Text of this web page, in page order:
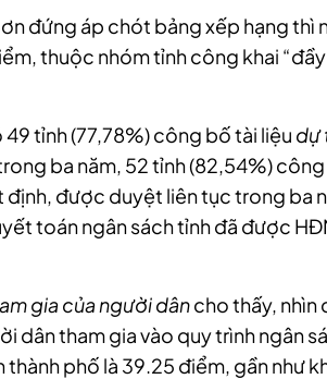
đứng áp chót bảng xếp hạng thì
thuộc nhóm tỉnh công khai “đầy
tỉnh (77,78%) công bố tài liệu dự
ba năm, 52 tỉnh (82,54%)
được duyệt liên tục trong ba
toán ngân sách tỉnh đã được
gia của người dâncho thấy, nhìn
dân tham gia vào quy trình ngân
phố là 39.25 điểm, gần như